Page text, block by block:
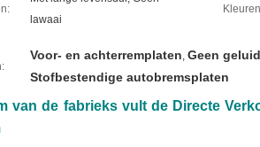
lawaai
Voor- en achterremplaten, Geen
Stofbestendige autobremsplaten
van de fabrieks vult de Directe